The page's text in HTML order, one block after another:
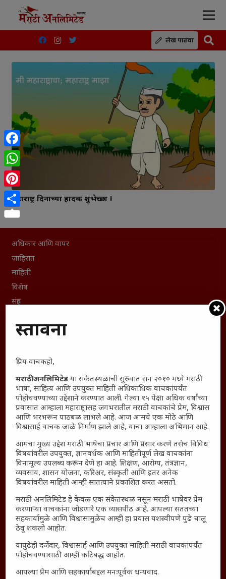
लेख पाठवा
महाराष्ट्र दिनाच्या हार्दिक शुभेच्छा !
अधिकार आणि वापर
जाहिरात
माहिती
विशेष
संग्रह
English To Hindi
Polls Archive
Shop Unlimited
Thought For The Day
सामान्य आजारांवर गावठी उपाय – घरच्या घरी मिळवा प्राथमिक
आराम
महाराष्ट्रातील किल्ल्यांचे महत्त्व : स्वराज्याच्या वैभवशाली इतिहासाचे
साक्षीदार
₹370 ची बिर्याणी” आणि हरवत चाललेली संवेदनशीलता : आजच्या
तरुणांच्या मनात नेमकं काय चाललंय?
यश आणि आत्मविश्वास: स्वप्नांना वास्तवात बदलण्याची शक्ती
महाराष्ट्रातील बदलत्या हवामानाचा शेतीवर वाढता परिणाम:
शेतकऱ्यांसमोरील नवीन आव्हाने आणि संधी
महाराष्ट्र आणि संपूर्ण भारतातील शेतकऱ्यांना मान्सूनचे महत्त्व
‘कॉकरोच जनता पार्टी’ची वेबसाईट अचानक डाउन; सोशल
मीडियावर चर्चांना उधाण
Facebook
WhatsApp
Pinterest
Share
प्रस्तावना
प्रिय वाचकहो,
मराठी अनलिमिटेड या संकेतस्थळाची सुरुवात सन २०१० मध्ये मराठी
भाषा, साहित्य आणि उपयुक्त माहिती अधिकाधिक वाचकांपर्यंत
पोहोचवण्याच्या उद्देशाने करण्यात आली. गेल्या १५ पेक्षा अधिक वर्षांच्या
प्रवासात आम्हाला महाराष्ट्रासह जगभरातील मराठी वाचकांचे प्रेम, विश्वास
आणि भरभरून पाठबळ लाभले आहे. आज आमचे एक मोठे आणि
विश्वासार्ह वाचक जाळे निर्माण झाले आहे, याचा आम्हाला अभिमान आहे.
आमचा मुख्य उद्देश मराठी भाषेचा प्रचार आणि प्रसार करणे तसेच विविध
विषयांवरील उपयुक्त, ज्ञानवर्धक आणि माहितीपूर्ण लेख वाचकांना
विनामूल्य उपलब्ध करून देणे हा आहे. शिक्षण, आरोग्य, तंत्रज्ञान,
व्यवसाय, शासन योजना, करिअर, संस्कृती आणि इतर अनेक
विषयांवरील माहिती आम्ही सातत्याने प्रकाशित करत असतो.
मराठी अनलिमिटेड हे केवळ एक संकेतस्थळ नसून मराठी भाषेवर प्रेम
करणाऱ्या वाचकांना जोडणारे एक व्यासपीठ आहे. आपल्या सततच्या
सहकार्यामुळे आणि विश्वासामुळेच आम्ही हा प्रवास यशस्वीपणे पुढे चालू
ठेवू शकलो आहोत.
यापुढेही दर्जेदार, विश्वासार्ह आणि उपयुक्त माहिती मराठी वाचकांपर्यंत
पोहोचवण्यासाठी आम्ही कटिबद्ध आहोत.
आपल्या प्रेम आणि सहकार्याबद्दल मनःपूर्वक धन्यवाद.